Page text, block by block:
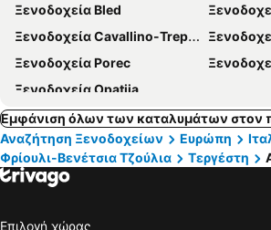
Ξενοδοχεία Bled
Ξενοδοχεία Cavallino-Treporti
Ξενοδοχεία Porec
Ξενοδοχεία Opatija
Εμφάνιση όλων των καταλυμάτων στον
Αναζήτηση Ξενοδοχείων
Ευρώπη
Φρίουλι-Βενέτσια Τζούλια
Τεργέστη
Επιλογή χώρας